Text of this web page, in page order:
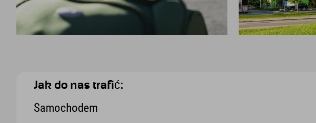
Jak do nas trafić:
Samochodem